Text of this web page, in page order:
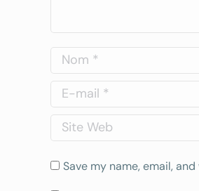
Nom *
E-mail *
Site Web
Save my name, email,